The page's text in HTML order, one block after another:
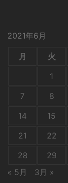
2021年6月
月 火
1
7
8
14
15
21
22
28
29
« 5月
3月 »